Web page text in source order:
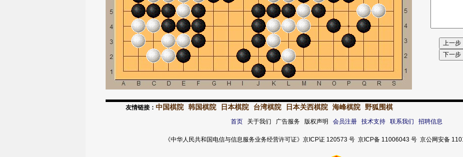
友情链接： 中国棋院 韩国棋院 日本棋院 台湾棋院 日本关西棋院 海峰棋院 野狐围棋
首页关于我们 广告服务 版权声明 会员注册 技术支持 联系我们 招聘信息
《中华人民共和国电信与信息服务业务经营许可证》京ICP证 120573 号 京ICP备 11006043 号 京公网安备